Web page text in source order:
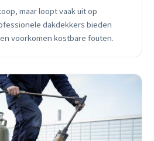
maar loopt vaak uit op
dakdekkers bieden
voorkomen kostbare fouten.